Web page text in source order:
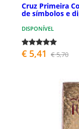
Cruz Primeira
de símbolos e
DISPONÍVEL
€ 5,41 € 5,70